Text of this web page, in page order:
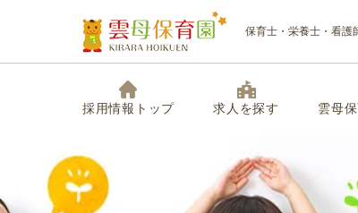
保育士・栄養士・看護
採用情報トップ 求人を探す 雲母